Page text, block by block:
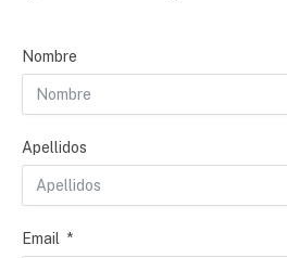
Nombre
Apellidos
Email